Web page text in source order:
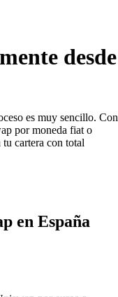
desde
es muy sencillo. Con
por moneda fiat o
cartera con total
en España